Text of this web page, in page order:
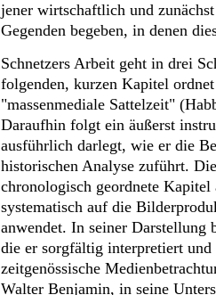
jener wirtschaftlich und
Gegenden begeben, in denen
Schnetzers Arbeit geht in drei
folgenden, kurzen Kapitel
"massenmediale Sattelzeit"
Daraufhin folgt ein äußerst
ausführlich darlegt, wie er die
historischen Analyse zuführt.
chronologisch geordnete
systematisch auf die
anwendet. In seiner Darstellung
die er sorgfältig interpretiert
zeitgenössische
Walter Benjamin, in seine